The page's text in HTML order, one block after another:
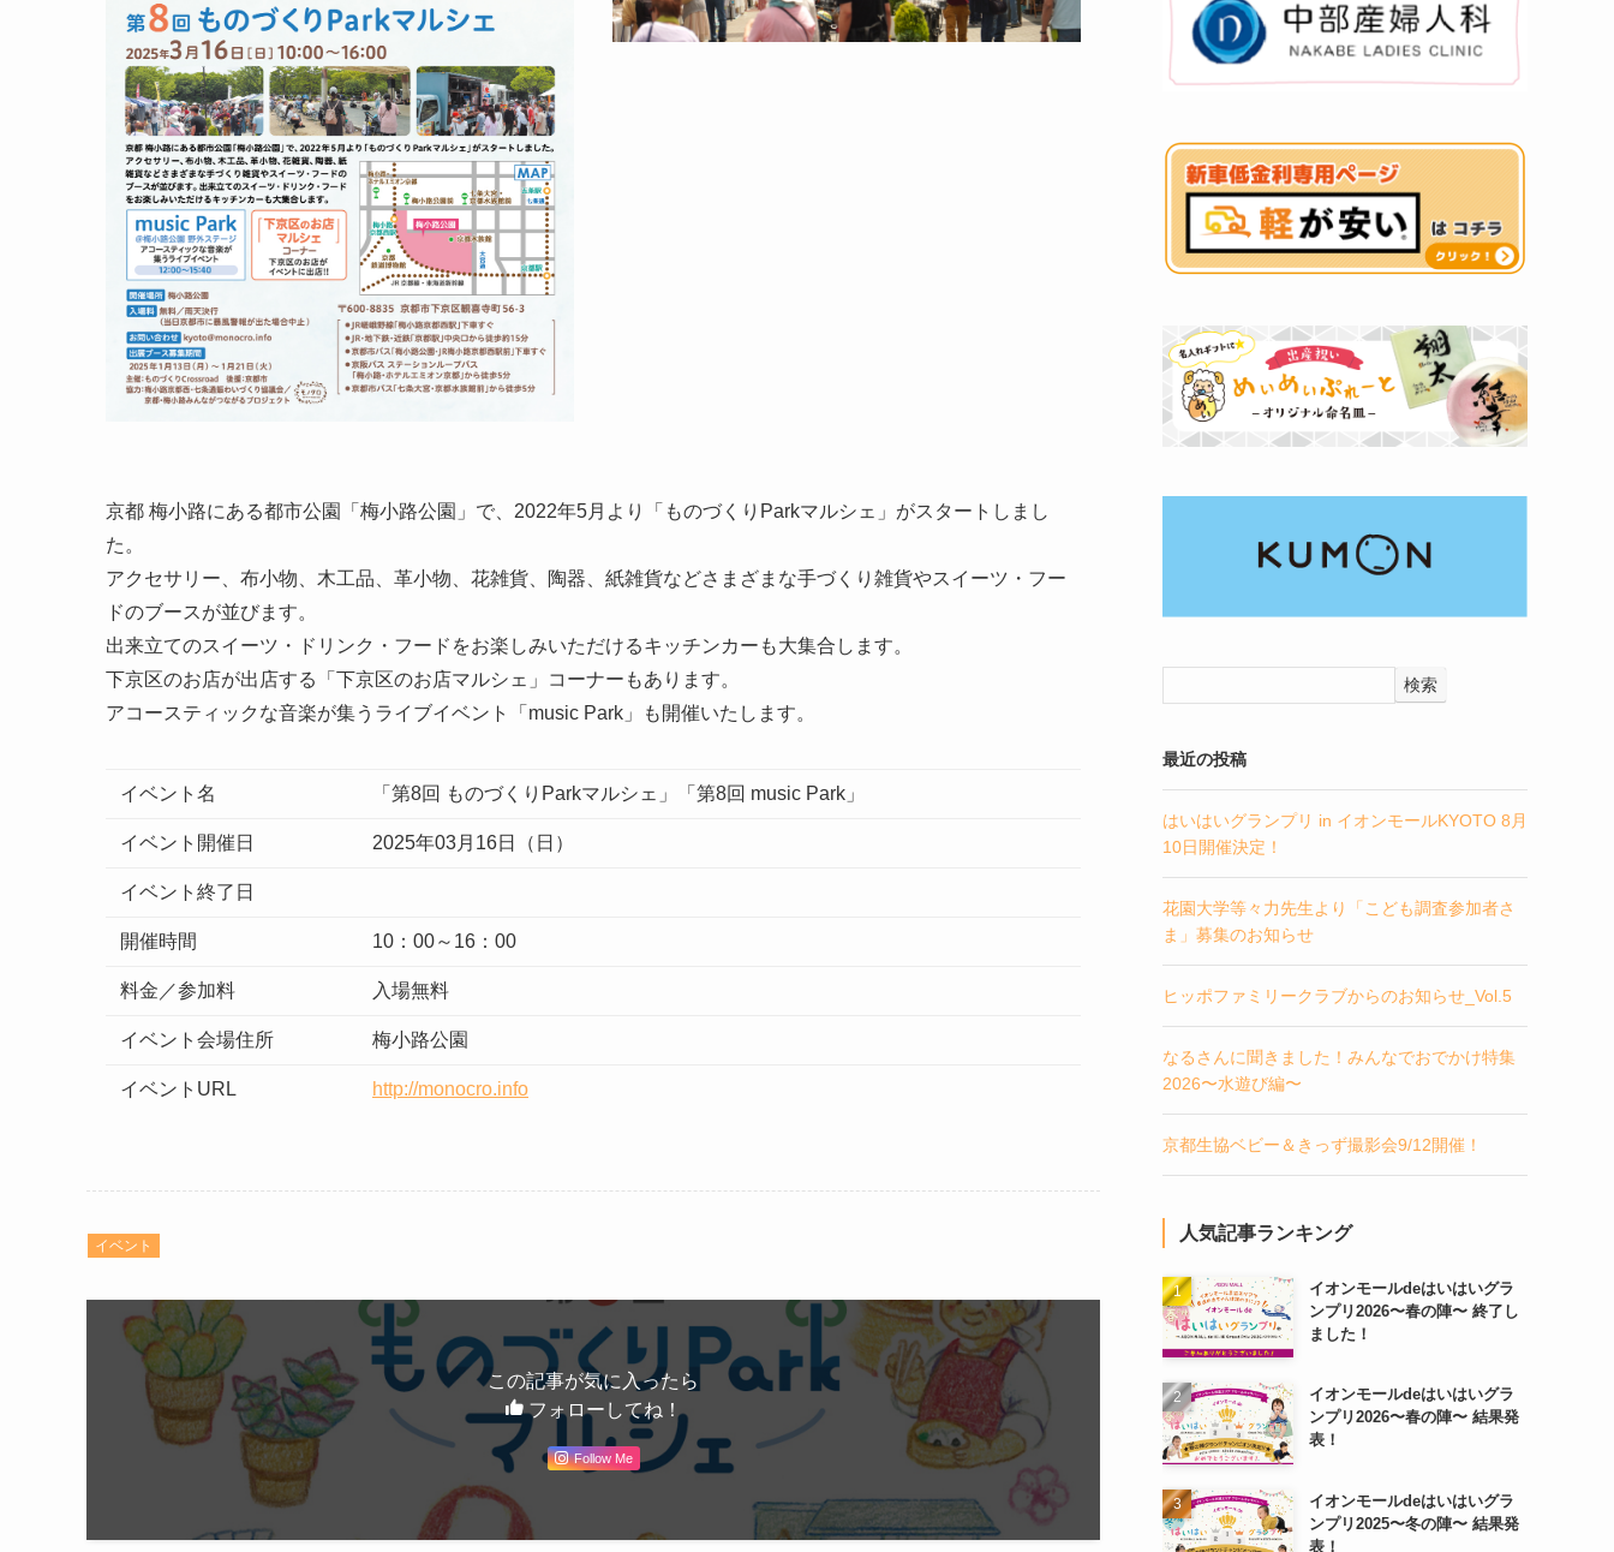
京都 梅小路にある都市公園「梅小路公園」で、2022年5月より「ものづくりParkマルシェ」がスタートしまし
た。
アクセサリー、布小物、木工品、革小物、花雑貨、陶器、紙雑貨などさまざまな手づくり雑貨やスイーツ・フー
ドのブースが並びます。
出来立てのスイーツ・ドリンク・フードをお楽しみいただけるキッチンカーも大集合します。
下京区のお店が出店する「下京区のお店マルシェ」コーナーもあります。
アコースティックな音楽が集うライブイベント「music Park」も開催いたします。
イベント名 「第8回 ものづくりParkマルシェ」「第8回 music Park」
イベント開催日 2025年03月16日（日）
イベント終了日
開催時間 10：00～16：00
料金／参加料 入場無料
イベント会場住所 梅小路公園
イベントURL http://monocro.info
イベント
この記事が気に入ったら
フォローしてね！
Follow Me
検索
最近の投稿
はいはいグランプリ in イオンモールKYOTO 8月
10日開催決定！
花園大学等々力先生より「こども調査参加者さ
ま」募集のお知らせ
ヒッポファミリークラブからのお知らせ_Vol.5
なるさんに聞きました！みんなでおでかけ特集
2026〜水遊び編〜
京都生協ベビー＆きっず撮影会9/12開催！
人気記事ランキング
イオンモールdeはいはいグラ
ンプリ2026〜春の陣〜 終了し
ました！
イオンモールdeはいはいグラ
ンプリ2026〜春の陣〜 結果発
表！
イオンモールdeはいはいグラ
ンプリ2025〜冬の陣〜 結果発
表！